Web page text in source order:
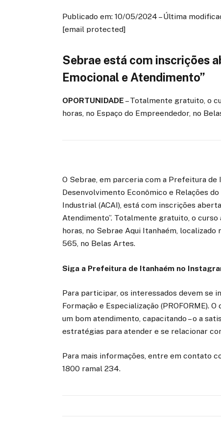
Publicado em: 10/05/2024 – Última
[email protected]
Sebrae está com inscrições
Emocional e Atendimento”
OPORTUNIDADE – Totalmente gratuito, o
horas, no Espaço do Empreendedor, no
O Sebrae, em parceria com a Prefeitura
Desenvolvimento Econômico e Relações
Industrial (ACAI), está com inscrições
Atendimento”. Totalmente gratuito, o curso
horas, no Sebrae Aqui Itanhaém, localizado
565, no Belas Artes.
Siga a Prefeitura de Itanhaém no
Para participar, os interessados devem se
Formação e Especialização (PROFORME).
um bom atendimento, capacitando – o a
estratégias para atender e se relacionar
Para mais informações, entre em contato
1800 ramal 234.